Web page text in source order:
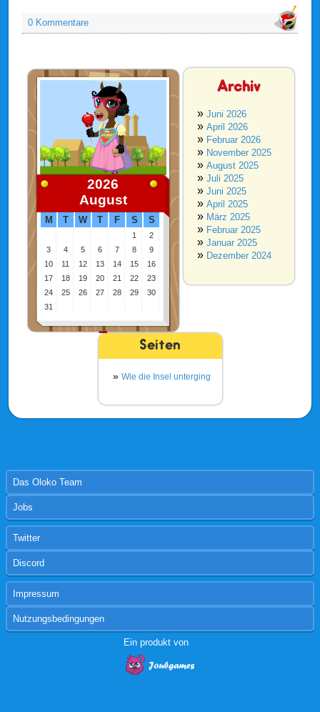
0 Kommentare
2026
August
M T W T F S S
1
2
3
4 5 6 7 8
9
10
11 12 13 14 15
16
17
18 19 20 21 22
23
24
25 26 27 28 29
30
31
Archiv
Juni 2026
April 2026
Februar 2026
November 2025
August 2025
Juli 2025
Juni 2025
April 2025
März 2025
Februar 2025
Januar 2025
Dezember 2024
Seiten
Wie die Insel unterging
Das Oloko Team
Jobs
Twitter
Discord
Impressum
Nutzungsbedingungen
Ein produkt von